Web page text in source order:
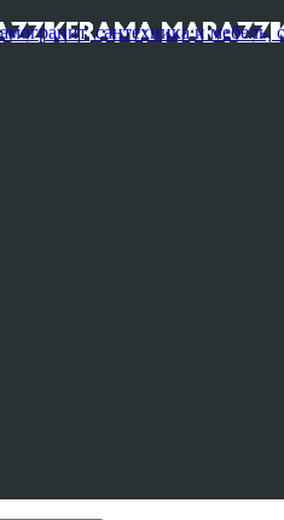
сантехника и мебель,